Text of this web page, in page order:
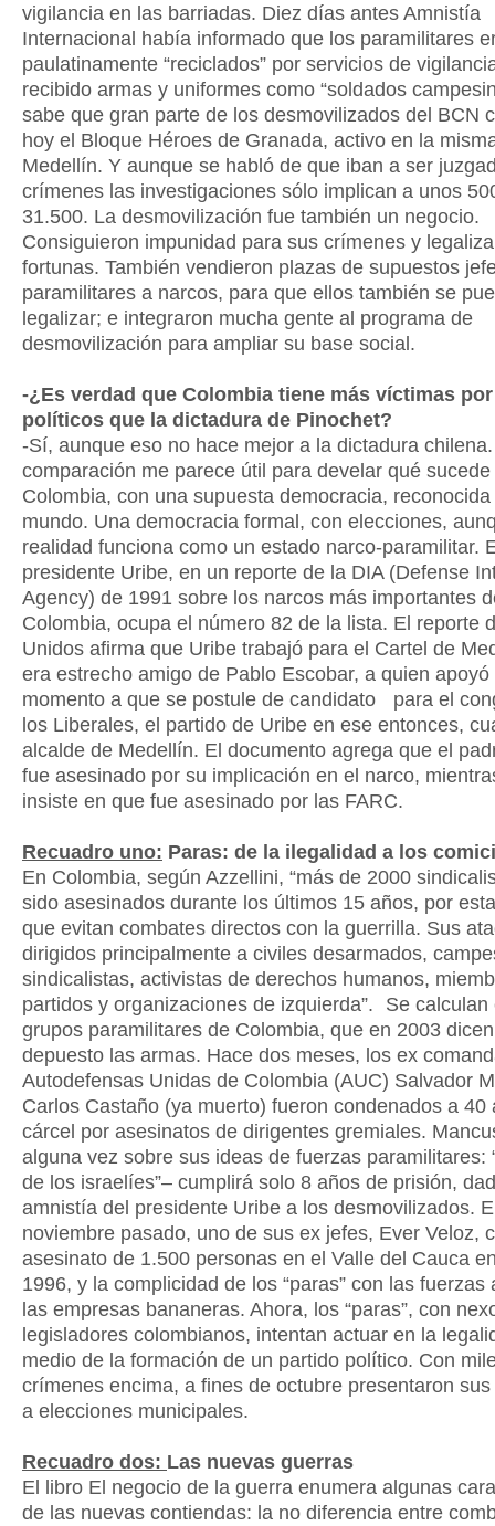
vigilancia en las barriadas. Diez días antes Amnistía
Internacional había informado que los paramilitares
paulatinamente “reciclados” por servicios de
recibido armas y uniformes como “soldados
sabe que gran parte de los desmovilizados del BCN
hoy el Bloque Héroes de Granada, activo en la
Medellín. Y aunque se habló de que iban a ser
crímenes las investigaciones sólo implican a unos
31.500. La desmovilización fue también un negocio.
Consiguieron impunidad para sus crímenes y
fortunas. También vendieron plazas de supuestos
paramilitares a narcos, para que ellos también se
legalizar; e integraron mucha gente al programa de
desmovilización para ampliar su base social.
-¿Es verdad que Colombia tiene más víctimas
políticos que la dictadura de Pinochet?
-Sí, aunque eso no hace mejor a la dictadura
comparación me parece útil para develar qué sucede
Colombia, con una supuesta democracia,
mundo. Una democracia formal, con elecciones,
realidad funciona como un estado narco-paramilitar.
presidente Uribe, en un reporte de la DIA (Defense
Agency) de 1991 sobre los narcos más importantes
Colombia, ocupa el número 82 de la lista. El reporte
Unidos afirma que Uribe trabajó para el Cartel de
era estrecho amigo de Pablo Escobar, a quien apoyó
momento a que se postule de candidato para el
los Liberales, el partido de Uribe en ese entonces,
alcalde de Medellín. El documento agrega que el
fue asesinado por su implicación en el narco,
insiste en que fue asesinado por las FARC.
Recuadro uno: Paras: de la ilegalidad a los
En Colombia, según Azzellini, “más de 2000
sido asesinados durante los últimos 15 años, por
que evitan combates directos con la guerrilla. Sus
dirigidos principalmente a civiles desarmados,
sindicalistas, activistas de derechos humanos,
partidos y organizaciones de izquierda”. Se calculan
grupos paramilitares de Colombia, que en 2003
depuesto las armas. Hace dos meses, los ex
Autodefensas Unidas de Colombia (AUC) Salvador
Carlos Castaño (ya muerto) fueron condenados a 40
cárcel por asesinatos de dirigentes gremiales.
alguna vez sobre sus ideas de fuerzas paramilitares:
de los israelíes”– cumplirá solo 8 años de prisión,
amnistía del presidente Uribe a los desmovilizados.
noviembre pasado, uno de sus ex jefes, Ever Veloz,
asesinato de 1.500 personas en el Valle del Cauca
1996, y la complicidad de los “paras” con las fuerzas
las empresas bananeras. Ahora, los “paras”, con
legisladores colombianos, intentan actuar en la
medio de la formación de un partido político. Con
crímenes encima, a fines de octubre presentaron
a elecciones municipales.
Recuadro dos: Las nuevas guerras
El libro El negocio de la guerra enumera algunas
de las nuevas contiendas: la no diferencia entre